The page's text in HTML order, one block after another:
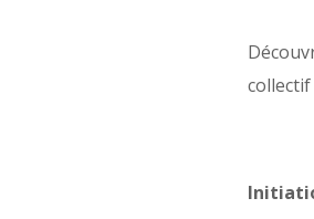
collectif